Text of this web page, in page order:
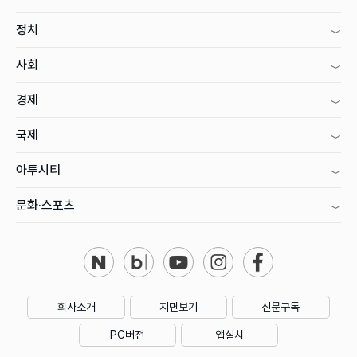
정치
사회
경제
국제
아투시티
문화·스포츠
회사소개 지면보기 신문구독
PC버전 앱설치